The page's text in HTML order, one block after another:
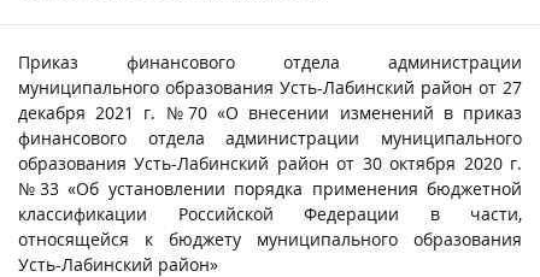
Приказ финансового отдела администрации
муниципального образования Усть-Лабинский район от 27
декабря 2021 г. №70 «О внесении изменений в приказ
финансового отдела администрации муниципального
образования Усть-Лабинский район от 30 октября 2020 г.
№33 «Об установлении порядка применения бюджетной
классификации Российской Федерации в части,
относящейся к бюджету муниципального образования
Усть-Лабинский район»